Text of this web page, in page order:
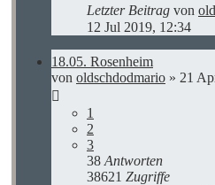
Letzter Beitrag von
12 Jul 2019, 12:34
18.05. Rosenheim
von oldschdodmario » 21
1
2
3
38 Antworten
38621 Zugriffe